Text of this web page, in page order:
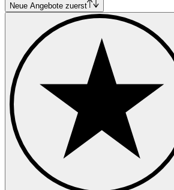
Neue Angebote zuerst